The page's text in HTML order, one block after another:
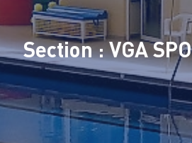
Section : VGA